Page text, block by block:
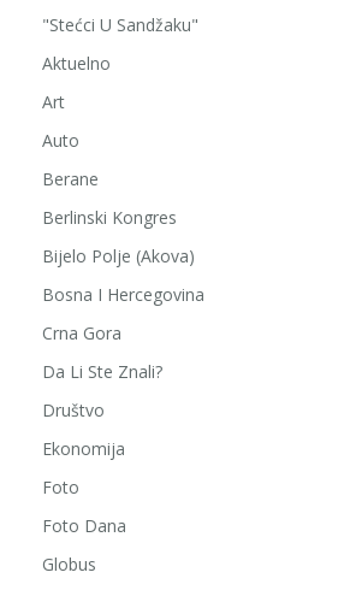
"Stećci U Sandžaku"
Aktuelno
Art
Auto
Berane
Berlinski Kongres
Bijelo Polje (Akova)
Bosna I Hercegovina
Crna Gora
Da Li Ste Znali?
Društvo
Ekonomija
Foto
Foto Dana
Globus